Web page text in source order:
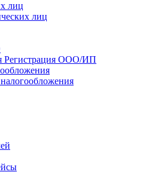
лиц
лиц
Регистрация ООО/ИП